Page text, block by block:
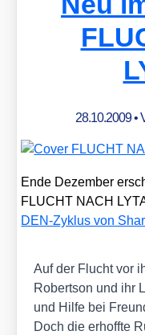
28.10.2009•
Ende Dezem­ber
FLUCHT NACH
DEN-Zyklus von
Auf der Flucht vor
Robert­son und ihr
und Hil­fe bei
Doch die erhoff­te